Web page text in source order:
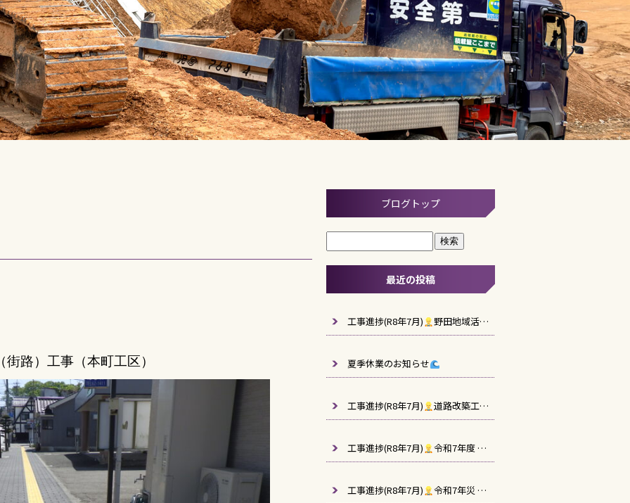
路）工事（本町工区）
ブログトップ
最近の投稿
工事進捗(R8年7月) 野田地域活性化施設建築工事
夏季休業のお知らせ
工事進捗(R8年7月) 道路改築工事(阿久根高尾野道路R7-1工区)
工事進捗(R8年7月) 令和7年度 西回り道上り線用駐車場造成工事（2工区）
工事進捗(R8年7月) 令和7年災 第1001号 農業用施設災害復旧工事（別府地区）